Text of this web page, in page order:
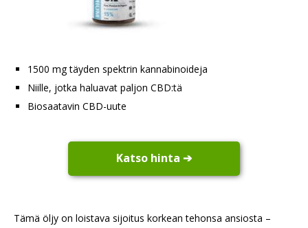
1500 mg täyden spektrin kannabinoideja
Niille, jotka haluavat paljon CBD:tä
Biosaatavin CBD-uute
Katso hinta ➔
Tämä öljy on loistava sijoitus korkean tehonsa ansiosta –